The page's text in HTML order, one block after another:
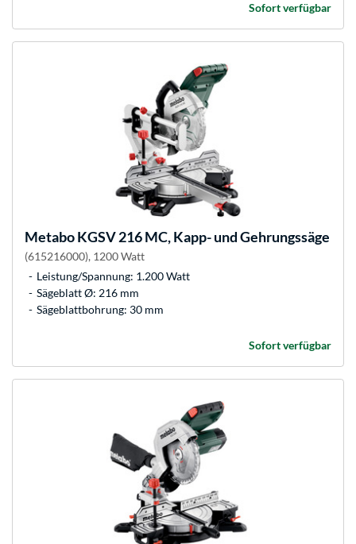
Sofort verfügbar
MetaboKGSV 216 MC, Kapp- und Gehrungssäge
(615216000), 1200 Watt
Leistung/Spannung: 1.200 Watt
Sägeblatt Ø: 216 mm
Sägeblattbohrung: 30 mm
Sofort verfügbar